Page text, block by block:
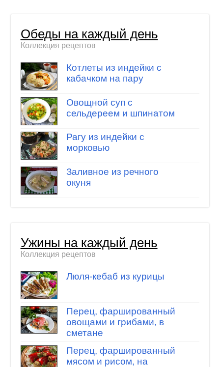
Обеды на каждый день
Коллекция рецептов
Котлеты из индейки с
кабачком на пару
Овощной суп с
сельдереем и шпинатом
Рагу из индейки с
морковью
Заливное из речного
окуня
Ужины на каждый день
Коллекция рецептов
Люля-кебаб из курицы
Перец, фаршированный
овощами и грибами, в
сметане
Перец, фаршированный
мясом и рисом, на